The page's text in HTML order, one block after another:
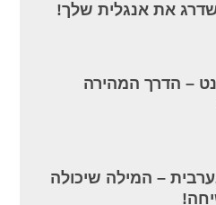
את אנגלית שלך!
– הדרך המהירה
– המילה שיכולה